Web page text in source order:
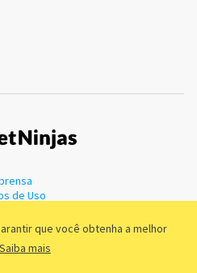
que você obtenha a melhor
Saiba mais
de Uso